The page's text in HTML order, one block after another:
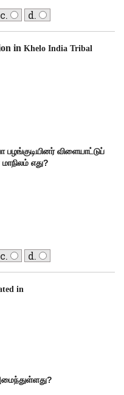
c. d.
inKhelo India Tribal
விளையாட்டுப்
எது?
c. d.
in
?